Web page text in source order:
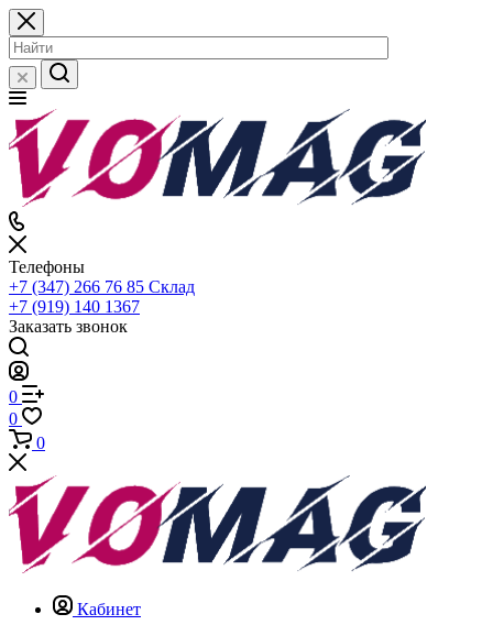
Телефоны
+7 (347) 266 76 85 Склад
+7 (919) 140 1367
Заказать звонок
0
0
0
Кабинет